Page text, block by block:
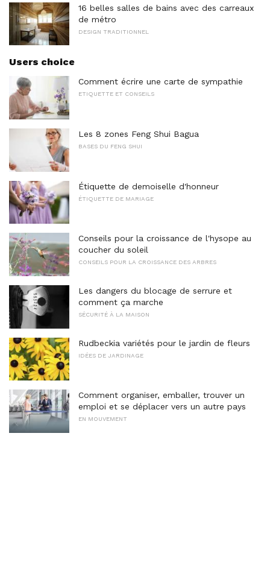
16 belles salles de bains avec des carreaux
de métro
DESIGN TRADITIONNEL
Users choice
Comment écrire une carte de sympathie
ETIQUETTE ET CONSEILS
Les 8 zones Feng Shui Bagua
BASES DU FENG SHUI
Étiquette de demoiselle d'honneur
ÉTIQUETTE DE MARIAGE
Conseils pour la croissance de l'hysope au
coucher du soleil
CONSEILS POUR LA CROISSANCE DES ARBRES
Les dangers du blocage de serrure et
comment ça marche
SÉCURITÉ À LA MAISON
Rudbeckia variétés pour le jardin de fleurs
IDÉES DE JARDINAGE
Comment organiser, emballer, trouver un
emploi et se déplacer vers un autre pays
EN MOUVEMENT